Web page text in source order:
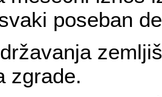
poseban
zgrade.